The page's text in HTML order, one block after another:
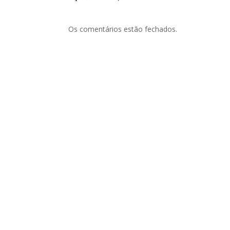
Os comentários estão fechados.